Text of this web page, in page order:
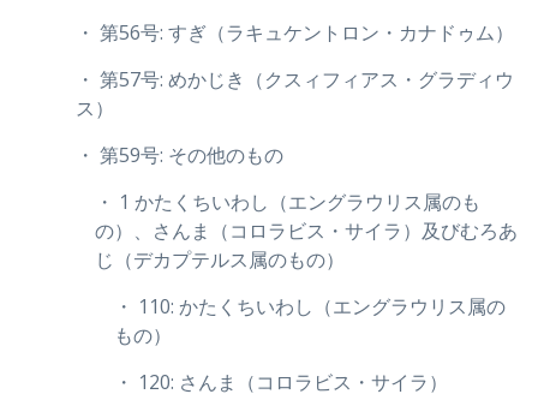
・ 第56号: すぎ（ラキュケントロン・カナドゥム）
・ 第57号: めかじき（クスィフィアス・グラディウ
ス）
・ 第59号: その他のもの
・ 1 かたくちいわし（エングラウリス属のも
の）、さんま（コロラビス・サイラ）及びむろあ
じ（デカプテルス属のもの）
・ 110: かたくちいわし（エングラウリス属の
もの）
・ 120: さんま（コロラビス・サイラ）